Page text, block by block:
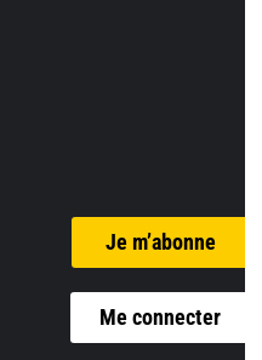
Je m’abonne
Me connecter